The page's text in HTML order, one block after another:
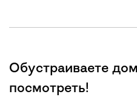
Обустраиваете
посмотреть!